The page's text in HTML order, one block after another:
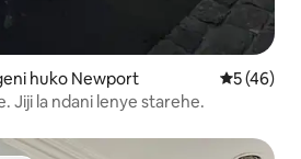
huko Newport Ukadiriaji
5 (46)
Jiji la ndani lenye starehe.